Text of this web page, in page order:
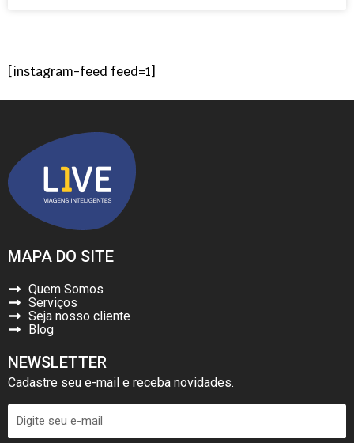
[instagram-feed feed=1]
MAPA DO SITE
Quem Somos
Serviços
Seja nosso cliente
Blog
NEWSLETTER
Cadastre seu e-mail e receba novidades.